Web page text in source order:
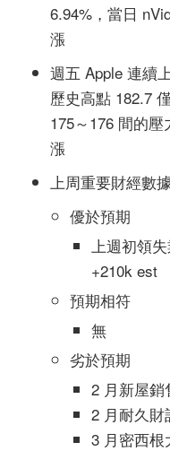
6.94%，當日
漲
週五 Apple 連續
歷史高點 182.7
175～176 間的
漲
上周重要財經數據
優於預期
上週初領
+210k est
預期相符
無
劣於預期
2 月新屋
2 月耐久
3 月密西根